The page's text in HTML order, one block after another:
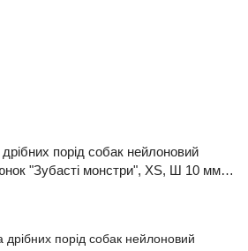
порід собак нейлоновий
"Зубасті монстри", XS, Ш 10 мм,